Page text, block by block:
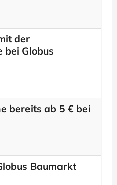
der
bei Globus
bereits ab 5 € bei
Baumarkt